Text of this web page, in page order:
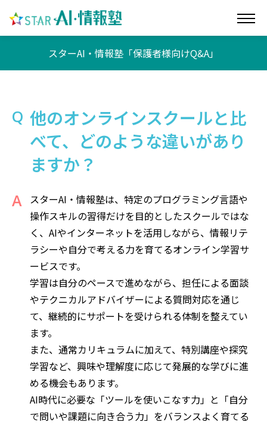
スターAI・情報塾「保護者様向けQ&A」
他のオンラインスクールと比
べて、どのような違いがあり
ますか？
スターAI・情報塾は、特定のプログラミング言語や
操作スキルの習得だけを目的としたスクールではな
く、AIやインターネットを活用しながら、情報リテ
ラシーや自分で考える力を育てるオンライン学習サ
ービスです。
学習は自分のペースで進めながら、担任による面談
やテクニカルアドバイザーによる質問対応を通じ
て、継続的にサポートを受けられる体制を整えてい
ます。
また、通常カリキュラムに加えて、特別講座や探究
学習など、興味や理解度に応じて発展的な学びに進
める機会もあります。
AI時代に必要な「ツールを使いこなす力」と「自分
で問いや課題に向き合う力」をバランスよく育てる